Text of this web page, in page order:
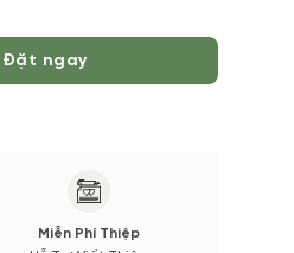
Đặt ngay
Miễn Phí Thiệp